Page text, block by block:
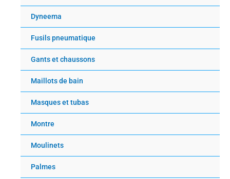
Dyneema
Fusils pneumatique
Gants et chaussons
Maillots de bain
Masques et tubas
Montre
Moulinets
Palmes